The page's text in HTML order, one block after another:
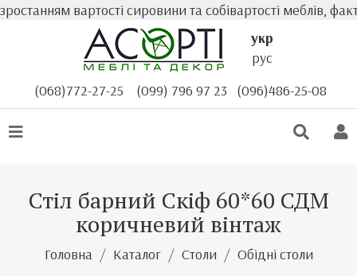
вартості сировини та собівартості меблів,
укр
рус
(068)772-27-25
(099) 796 97 23 (096)486-25-08
Стіл барний Скіф 60*60 СДМ
коричневий вінтаж
Головна Каталог Столи Обідні столи